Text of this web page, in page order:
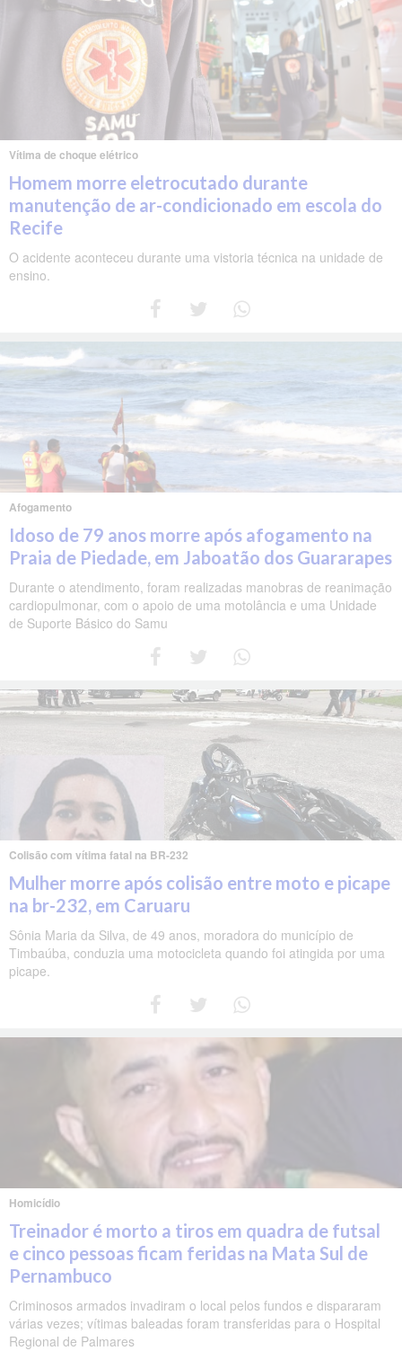
Vítima de choque elétrico
Homem morre eletrocutado durante
manutenção de ar-condicionado em escola do
Recife
O acidente aconteceu durante uma vistoria técnica na unidade de
ensino.
Afogamento
Idoso de 79 anos morre após afogamento na
Praia de Piedade, em Jaboatão dos Guararapes
Durante o atendimento, foram realizadas manobras de reanimação
cardiopulmonar, com o apoio de uma motolância e uma Unidade
de Suporte Básico do Samu
Colisão com vítima fatal na BR-232
Mulher morre após colisão entre moto e picape
na br-232, em Caruaru
Sônia Maria da Silva, de 49 anos, moradora do município de
Timbaúba, conduzia uma motocicleta quando foi atingida por uma
picape.
Homicídio
Treinador é morto a tiros em quadra de futsal
e cinco pessoas ficam feridas na Mata Sul de
Pernambuco
Criminosos armados invadiram o local pelos fundos e dispararam
várias vezes; vítimas baleadas foram transferidas para o Hospital
Regional de Palmares